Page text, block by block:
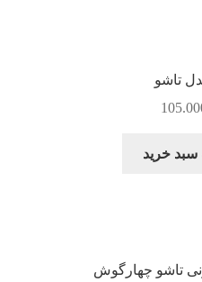
تاشو
سبد خرید
تاشو چهارگوش